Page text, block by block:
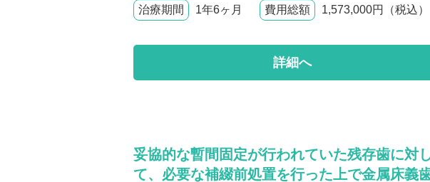
治療期間 1年6ヶ月 費用総額 1,573,000円（税込）
詳細へ
妥協的な暫間固定が行われていた残存歯に対
て、必要な補綴前処置を行った上で金属床義